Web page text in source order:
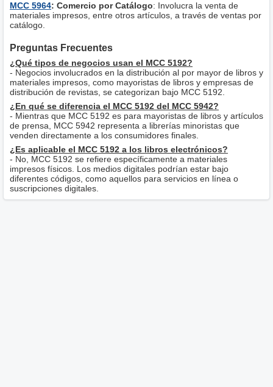
MCC 5964: Comercio por Catálogo: Involucra la venta de
materiales impresos, entre otros artículos, a través de ventas por
catálogo.
Preguntas Frecuentes
¿Qué tipos de negocios usan el MCC 5192?
- Negocios involucrados en la distribución al por mayor de libros y
materiales impresos, como mayoristas de libros y empresas de
distribución de revistas, se categorizan bajo MCC 5192.
¿En qué se diferencia el MCC 5192 del MCC 5942?
- Mientras que MCC 5192 es para mayoristas de libros y artículos
de prensa, MCC 5942 representa a librerías minoristas que
venden directamente a los consumidores finales.
¿Es aplicable el MCC 5192 a los libros electrónicos?
- No, MCC 5192 se refiere específicamente a materiales
impresos físicos. Los medios digitales podrían estar bajo
diferentes códigos, como aquellos para servicios en línea o
suscripciones digitales.